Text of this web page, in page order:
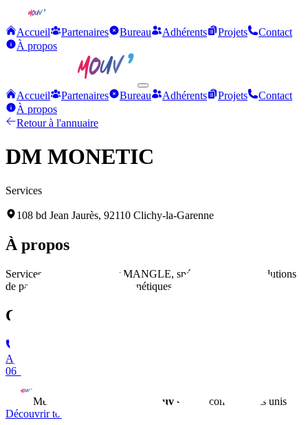
Accueil Partenaires Bureau Adhérents Projets
Contact
À propos
Accueil Partenaires Bureau Adhérents Projets
Contact
À propos
Retour à l'annuaire
DM MONETIC
Services
108 bd Jean Jaurès, 92110 Clichy-la-Garenne
À propos
Services dirigés par Didier MANGLE, spécialisé dans les solutions
de paiement et les services monétiques pour les commerçants.
Contact
Appeler
06 60 60 07 38
Membre du réseau ClichyMouv • 150+ commerçants unis
Découvrir tous nos adhérents